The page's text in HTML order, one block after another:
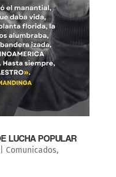
LUCHA POPULAR
Comunicados,